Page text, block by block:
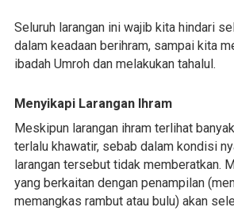
Seluruh larangan ini wajib kita hindari
dalam keadaan berihram, sampai kita
ibadah Umroh dan melakukan tahalul.
Menyikapi Larangan Ihram
Meskipun larangan ihram terlihat
terlalu khawatir, sebab dalam kondisi
larangan tersebut tidak memberatkan.
yang berkaitan dengan penampilan
memangkas rambut atau bulu) akan